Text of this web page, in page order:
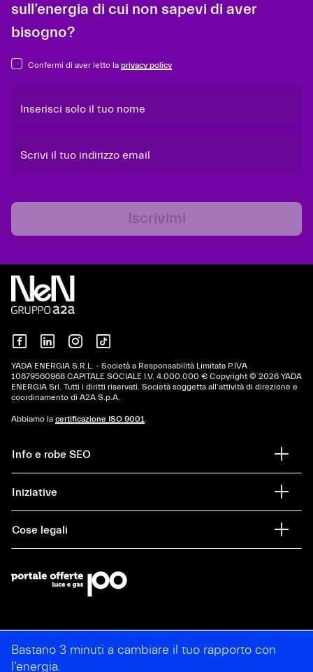
sull’energia di cui non sapevi di aver
bisogno?
Confermi di aver letto la privacy policy
Inserisci solo il tuo nome
Scrivi il tuo indirizzo email
Iscrivimi
YADA ENERGIA S.R.L. - Società a Responsabilità Limitata P.IVA
10879560968 CAPITALE SOCIALE I.V. 4.000.000 € Copyright © 2026 YADA
ENERGIA Srl. Tutti i diritti riservati. Società soggetta all’attività di direzione e
coordinamento di A2A S.p.A.
Abbiamo la certificazione ISO 9001.
Info e robe SEO
Iniziative
Cose legali
Bastano 3 minuti a cambiare il tuo rapporto con
l’energia.